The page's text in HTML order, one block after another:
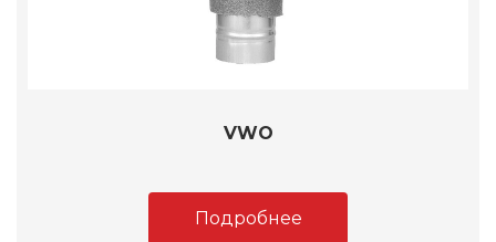
VWO
Подробнее